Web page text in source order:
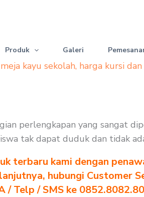
Produk Galeri
kayu sekolah, harga kursi
perlengkapan yang sangat
tak dapat duduk dan tidak
terbaru kami dengan
hubungi Customer
/ Telp / SMS ke